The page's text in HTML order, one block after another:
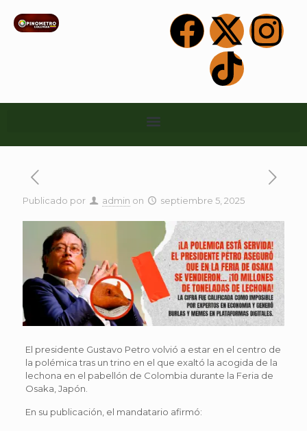
Publicado por admin on septiembre 5, 2025
El presidente Gustavo Petro volvió a estar en el centro de
la polémica tras un trino en el que exaltó la acogida de la
lechona en el pabellón de Colombia durante la Feria de
Osaka, Japón.
En su publicación, el mandatario afirmó: